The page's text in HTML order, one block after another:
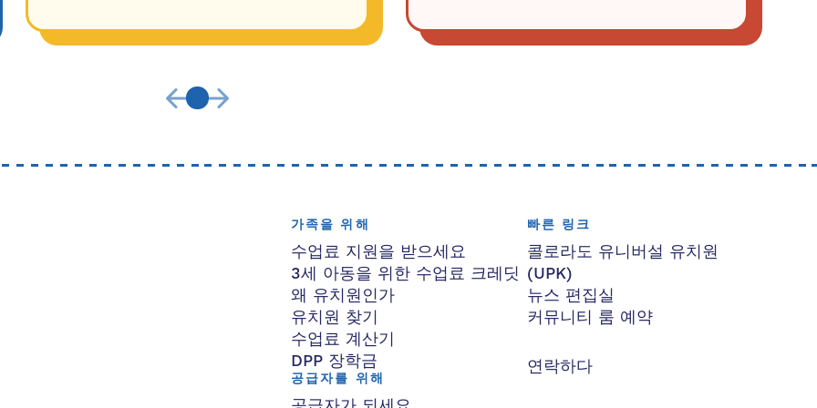
가족을 위해
수업료 지원을 받으세요
3세 아동을 위한 수업료 크레딧
왜 유치원인가
유치원 찾기
수업료 계산기
DPP 장학금
공급자를 위해
빠른 링크
콜로라도 유니버설 유치원
(UPK)
뉴스 편집실
커뮤니티 룸 예약
연락하다